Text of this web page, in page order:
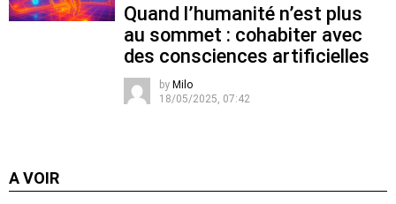
Quand l’humanité n’est plus
au sommet : cohabiter avec
des consciences artificielles
by Milo
18/05/2025, 07:42
A VOIR